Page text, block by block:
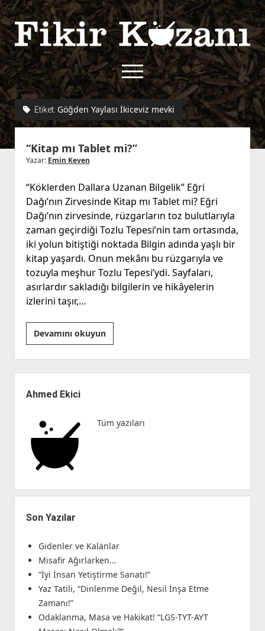
Fikir
Kazanı
menüyü
aç
twitterfacebook
rss
Kullanım Koşulları
Çerez Politikası
İletişim
Kurallar
Etiket: Göğden Yaylası İkiceviz mevki
“Kitap mı Tablet mi?”
Yazar: Emin Keven
“Köklerden Dallara Uzanan Bilgelik” Eğri
Dağı’nın Zirvesinde Kitap mı Tablet mi? Eğri
Dağı’nın zirvesinde, rüzgarların toz bulutlarıyla
zaman geçirdiği Tozlu Tepesi’nin tam ortasında,
iki yolun bitiştiği noktada Bilgin adında yaşlı bir
kitap yaşardı. Onun mekânı bu rüzgarıyla ve
tozuyla meşhur Tozlu Tepesi’ydi. Sayfaları,
asırlardır sakladığı bilgilerin ve hikâyelerin
izlerini taşır,…
Devamını okuyun“Kitap
mı
Tablet
mi?”
Menü
Ahmed Ekici
Tüm yazıları
Son Yazılar
Gidenler ve Kalanlar
Misafir Ağırlarken…
“İyi İnsan Yetiştirme Sanatı!”
Yaz Tatili, “Dinlenme Değil, Nesil İnşa Etme
Zamanı!”
Odaklanma, Masa ve Hakikat! “LGS-TYT-AYT